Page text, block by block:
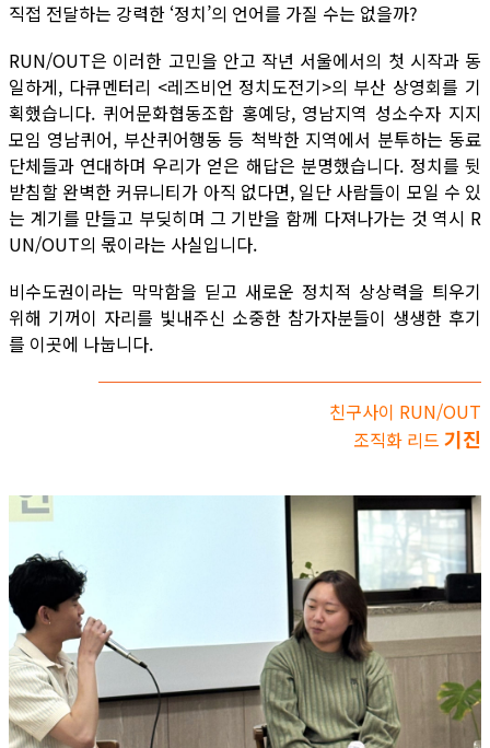
직접 전달하는 강력한 ‘정치’의 언어를 가질 수는 없을까?
RUN/OUT은 이러한 고민을 안고 작년 서울에서의 첫 시작과 동
일하게, 다큐멘터리 <레즈비언 정치도전기>의 부산 상영회를 기
획했습니다. 퀴어문화협동조합 홍예당, 영남지역 성소수자 지지
모임 영남퀴어, 부산퀴어행동 등 척박한 지역에서 분투하는 동료
단체들과 연대하며 우리가 얻은 해답은 분명했습니다. 정치를 뒷
받침할 완벽한 커뮤니티가 아직 없다면, 일단 사람들이 모일 수 있
는 계기를 만들고 부딪히며 그 기반을 함께 다져나가는 것 역시 R
UN/OUT의 몫이라는 사실입니다.
비수도권이라는 막막함을 딛고 새로운 정치적 상상력을 틔우기
위해 기꺼이 자리를 빛내주신 소중한 참가자분들이 생생한 후기
를 이곳에 나눕니다.
친구사이 RUN/OUT
조직화 리드 기진